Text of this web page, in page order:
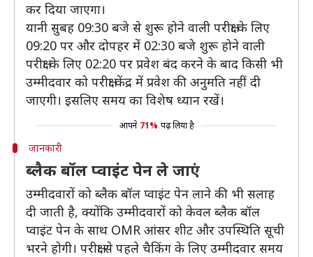
कर दिया जाएगा।
यानी सुबह 09:30 बजे से शुरू होने वाली परीक्षा के लिए
09:20 पर और दोपहर में 02:30 बजे शुरू होने वाली
परीक्षा के लिए 02:20 पर प्रवेश बंद करने के बाद किसी भी
उम्मीदवार को परीक्षा केंद्र में प्रवेश की अनुमति नहीं दी
जाएगी। इसलिए समय का विशेष ध्यान रखें।
आपने 71% पढ़ लिया है
जानकारी
ब्लैक बॉल प्वाइंट पेन ले जाएं
उम्मीदवारों को ब्लैक बॉल प्वाइंट पेन लाने की भी सलाह
दी जाती है, क्योंकि उम्मीदवारों को केवल ब्लैक बॉल
प्वाइंट पेन के साथ OMR आंसर शीट और उपस्थिति सूची
भरने होगी। परीक्षा से पहले चैकिंग के लिए उम्मीदवार समय